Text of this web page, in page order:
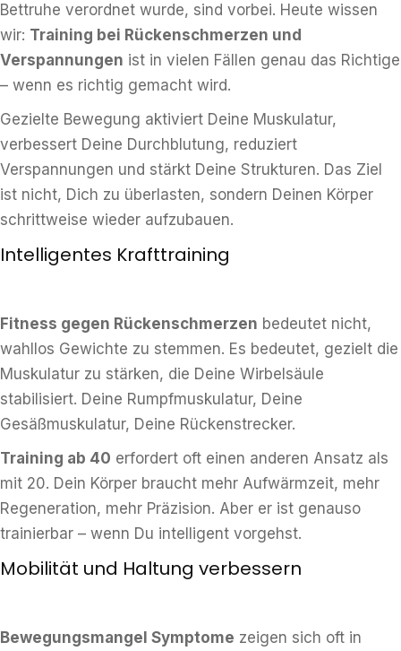
Bettruhe verordnet wurde, sind vorbei. Heute wissen
wir: Training bei Rückenschmerzen und
Verspannungen ist in vielen Fällen genau das Richtige
– wenn es richtig gemacht wird.
Gezielte Bewegung aktiviert Deine Muskulatur,
verbessert Deine Durchblutung, reduziert
Verspannungen und stärkt Deine Strukturen. Das Ziel
ist nicht, Dich zu überlasten, sondern Deinen Körper
schrittweise wieder aufzubauen.
Intelligentes Krafttraining
Fitness gegen Rückenschmerzen bedeutet nicht,
wahllos Gewichte zu stemmen. Es bedeutet, gezielt die
Muskulatur zu stärken, die Deine Wirbelsäule
stabilisiert. Deine Rumpfmuskulatur, Deine
Gesäßmuskulatur, Deine Rückenstrecker.
Training ab 40 erfordert oft einen anderen Ansatz als
mit 20. Dein Körper braucht mehr Aufwärmzeit, mehr
Regeneration, mehr Präzision. Aber er ist genauso
trainierbar – wenn Du intelligent vorgehst.
Mobilität und Haltung verbessern
Bewegungsmangel Symptome zeigen sich oft in